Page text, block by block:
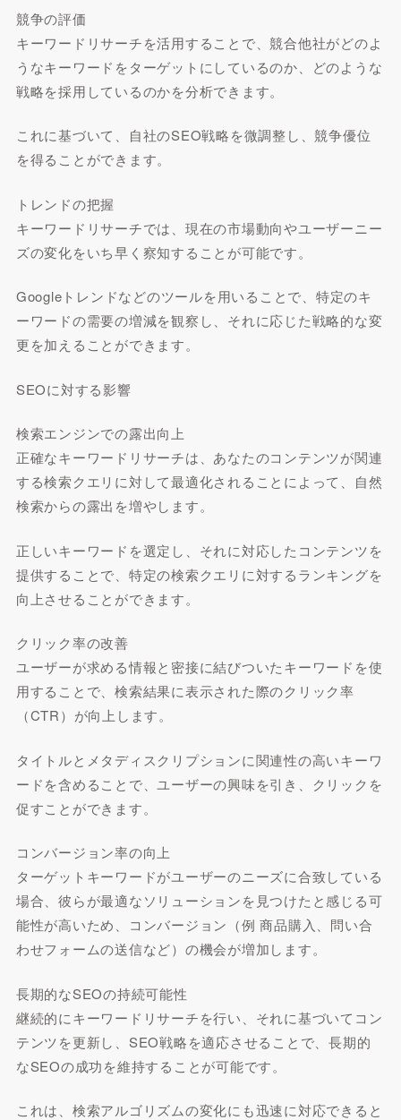
競争の評価
キーワードリサーチを活用することで、競合他社がどのよ
うなキーワードをターゲットにしているのか、どのような
戦略を採用しているのかを分析できます。
これに基づいて、自社のSEO戦略を微調整し、競争優位
を得ることができます。
トレンドの把握
キーワードリサーチでは、現在の市場動向やユーザーニー
ズの変化をいち早く察知することが可能です。
Googleトレンドなどのツールを用いることで、特定のキ
ーワードの需要の増減を観察し、それに応じた戦略的な変
更を加えることができます。
SEOに対する影響
検索エンジンでの露出向上
正確なキーワードリサーチは、あなたのコンテンツが関連
する検索クエリに対して最適化されることによって、自然
検索からの露出を増やします。
正しいキーワードを選定し、それに対応したコンテンツを
提供することで、特定の検索クエリに対するランキングを
向上させることができます。
クリック率の改善
ユーザーが求める情報と密接に結びついたキーワードを使
用することで、検索結果に表示された際のクリック率
（CTR）が向上します。
タイトルとメタディスクリプションに関連性の高いキーワ
ードを含めることで、ユーザーの興味を引き、クリックを
促すことができます。
コンバージョン率の向上
ターゲットキーワードがユーザーのニーズに合致している
場合、彼らが最適なソリューションを見つけたと感じる可
能性が高いため、コンバージョン（例 商品購入、問い合
わせフォームの送信など）の機会が増加します。
長期的なSEOの持続可能性
継続的にキーワードリサーチを行い、それに基づいてコン
テンツを更新し、SEO戦略を適応させることで、長期的
なSEOの成功を維持することが可能です。
これは、検索アルゴリズムの変化にも迅速に対応できると